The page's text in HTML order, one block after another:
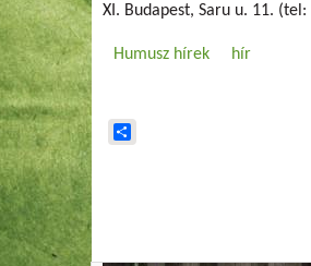
XI. Budapest, Saru u. 11. (tel:
Humusz hírek hír